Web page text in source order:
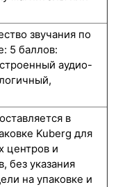
звучания по
5 баллов:
аудио-
в
Kuberg для
центров и
без указания
на упаковке и